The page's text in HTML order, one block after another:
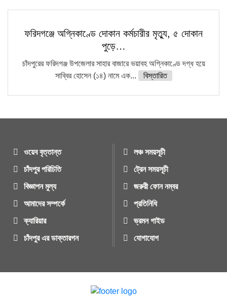
ফরিদগঞ্জে অগ্নিকাণ্ডে দোকান কর্মচারীর মৃত্যু, ৫ দোকান
পুড়ে…
চাঁদপুরের ফরিদগঞ্জ উপজেলার সাহার বাজারে ভয়াবহ অগ্নিকাণ্ডে দগ্ধ হয়ে
সাব্বির হোসেন (১৪) নামে এক...
বিস্তারিত
ওয়েব বৃত্তান্ত
চাঁদপুর পরিচিতি
বিজ্ঞাপন মুল্য
আমাদের সম্পর্কে
ক্যারিয়ার
চাঁদপুর এর ডাক্তারগন
লঞ্চ সময়সূচী
ট্রেন সময়সূচী
জরুরী ফোন নম্বর
প্রতিনিধি
ভ্রমন গাইড
যোগাযোগ